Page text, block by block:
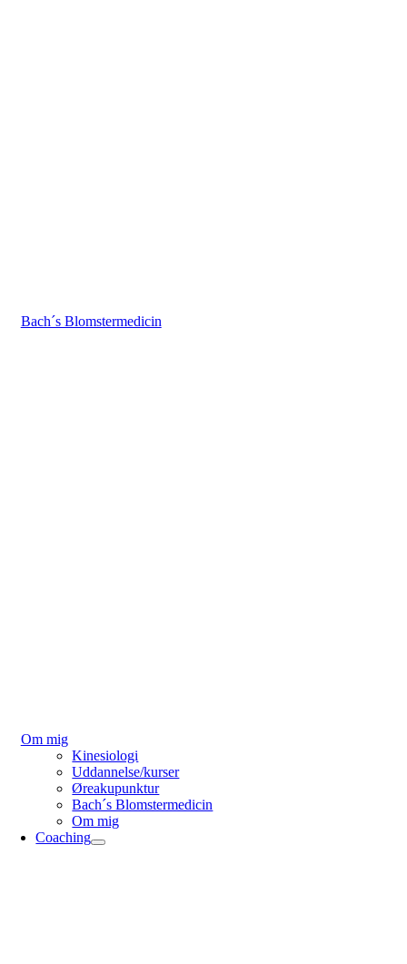
Bach´s Blomstermedicin
Om mig
Kinesiologi
Uddannelse/kurser
Øreakupunktur
Bach´s Blomstermedicin
Om mig
Coaching